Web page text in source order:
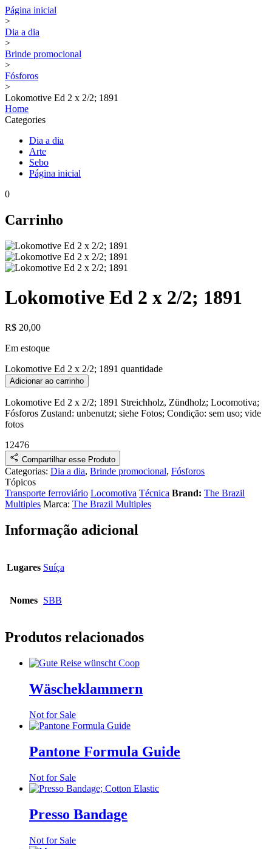
Página inicial
>
Dia a dia
>
Brinde promocional
>
Fósforos
>
Lokomotive Ed 2 x 2/2; 1891
Home
Categories
Dia a dia
Arte
Sebo
Página inicial
0
Carrinho
Lokomotive Ed 2 x 2/2; 1891
R$ 20,00
Em estoque
Lokomotive Ed 2 x 2/2; 1891 quantidade
Adicionar ao carrinho
Lokomotive Ed 2 x 2/2; 1891 Streichholz, Zündholz; Locomotiva;
Fósforos Zustand: unbenutzt; siehe Fotos; Condição: sem uso; vide
fotos
12476
Compartilhar esse Produto
Categorias: Dia a dia, Brinde promocional, Fósforos
Tópicos
Transporte ferroviário Locomotiva Técnica Brand: The Brazil
Multiples Marca: The Brazil Multiples
Informação adicional
Lugares Suíça
Nomes SBB
Produtos relacionados
Wäscheklammern
Not for Sale
Pantone Formula Guide
Not for Sale
Presso Bandage
Not for Sale